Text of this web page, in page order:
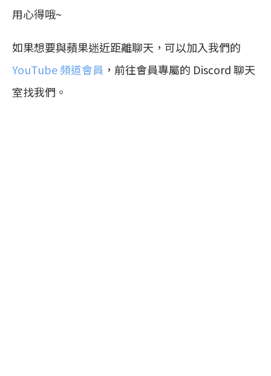
用心得哦~
如果想要與蘋果迷近距離聊天，可以加入我們的
YouTube 頻道會員 ，前往會員專屬的 Discord 聊天
室找我們。